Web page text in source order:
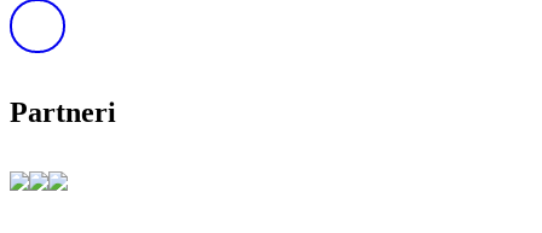
Partneri